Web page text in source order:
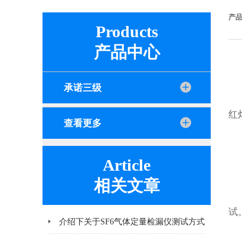
Products
产品中心
承诺三级
查看更多
Article
相关文章
介绍下关于SF6气体定量检漏仪测试方式
产
红
试。